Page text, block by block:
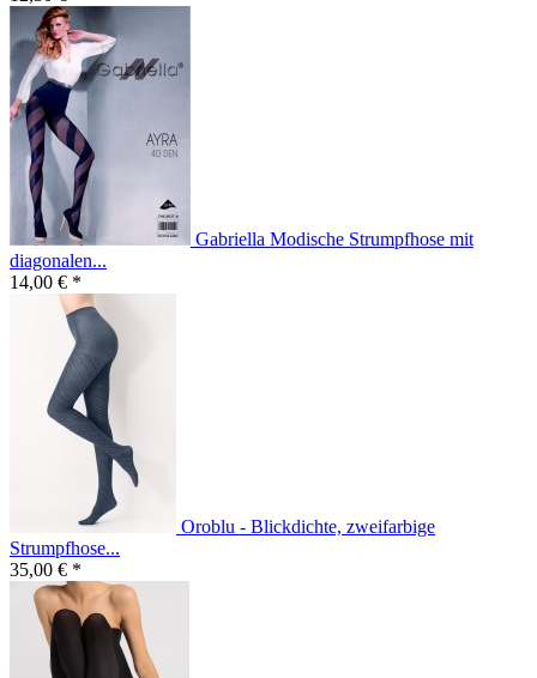
Gabriella Modische Strumpfhose mit
diagonalen...
14,00 € *
Oroblu - Blickdichte, zweifarbige
Strumpfhose...
35,00 € *